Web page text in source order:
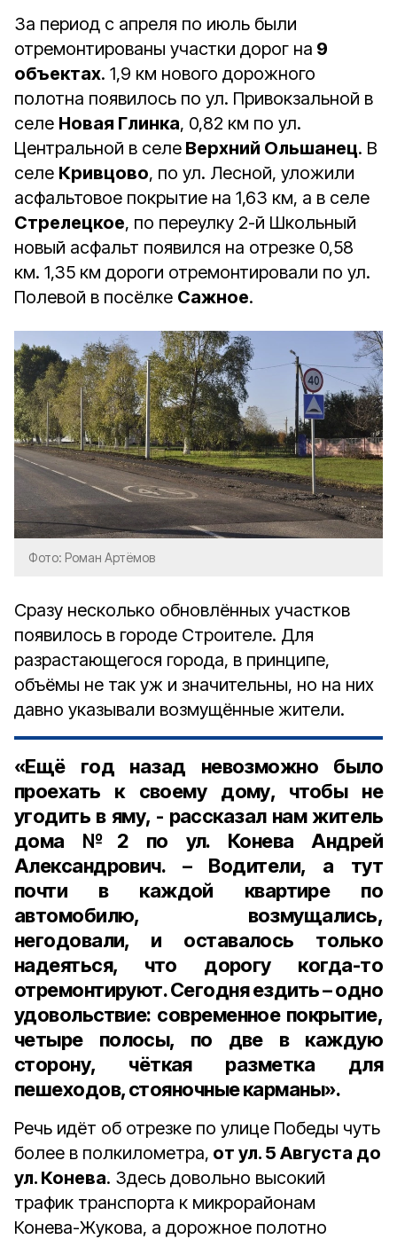
За период с апреля по июль были
отремонтированы участки дорог на 9
объектах. 1,9 км нового дорожного
полотна появилось по ул. Привокзальной в
селе Новая Глинка, 0,82 км по ул.
Центральной в селе Верхний Ольшанец. В
селе Кривцово, по ул. Лесной, уложили
асфальтовое покрытие на 1,63 км, а в селе
Стрелецкое, по переулку 2-й Школьный
новый асфальт появился на отрезке 0,58
км. 1,35 км дороги отремонтировали по ул.
Полевой в посёлке Сажное.
Фото: Роман Артёмов
Сразу несколько обновлённых участков
появилось в городе Строителе. Для
разрастающегося города, в принципе,
объёмы не так уж и значительны, но на них
давно указывали возмущённые жители.
«Ещё год назад невозможно было
проехать к своему дому, чтобы не
угодить в яму, - рассказал нам житель
дома №2 по ул. Конева Андрей
Александрович. – Водители, а тут
почти в каждой квартире по
автомобилю, возмущались,
негодовали, и оставалось только
надеяться, что дорогу когда-то
отремонтируют. Сегодня ездить – одно
удовольствие: современное покрытие,
четыре полосы, по две в каждую
сторону, чёткая разметка для
пешеходов, стояночные карманы».
Речь идёт об отрезке по улице Победы чуть
более в полкилометра, от ул. 5 Августа до
ул. Конева. Здесь довольно высокий
трафик транспорта к микрорайонам
Конева-Жукова, а дорожное полотно